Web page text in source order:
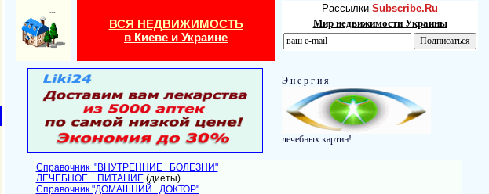
ВСЯ НЕДВИЖИМОСТЬ
в Киеве и Украине
Рассылки Subscribe.Ru
Мир недвижимости Украины
Э н е р г и я
лечебных картин!
Справочник "ВНУТРЕННИЕ БОЛЕЗНИ"
ЛЕЧЕБНОЕ ПИТАНИЕ(диеты)
Cправочник "ДОМАШНИЙ ДОКТОР"